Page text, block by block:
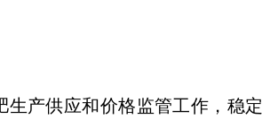
产供应和价格监管工作，稳